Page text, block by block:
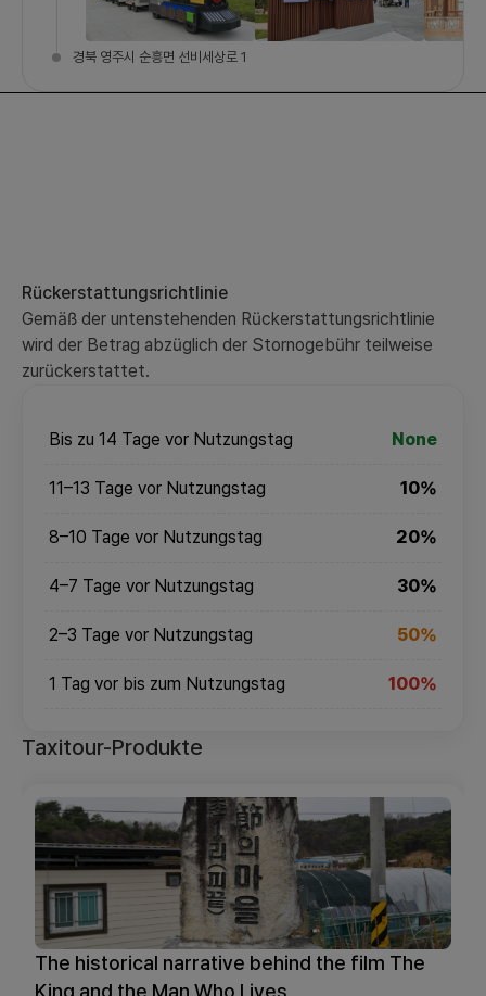
경북 영주시 순흥면 선비세상로 1
Rückerstattungsrichtlinie
Gemäß der untenstehenden Rückerstattungsrichtlinie
wird der Betrag abzüglich der Stornogebühr teilweise
zurückerstattet.
Bis zu 14 Tage vor Nutzungstag None
11–13 Tage vor Nutzungstag 10%
8–10 Tage vor Nutzungstag 20%
4–7 Tage vor Nutzungstag 30%
2–3 Tage vor Nutzungstag 50%
1 Tag vor bis zum Nutzungstag 100%
Taxitour-Produkte
The historical narrative behind the film The
King and the Man Who Lives